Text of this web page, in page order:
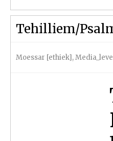
Tehilliem/
Moessar [ethiek],